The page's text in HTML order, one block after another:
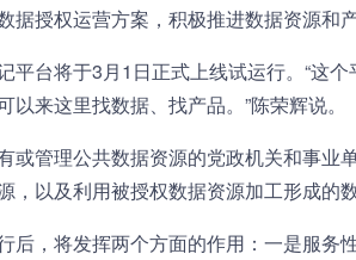
授权运营方案，积极推进数据资源和产
平台将于3月1日正式上线试运行。“这
来这里找数据、找产品。”陈荣辉说。
或管理公共数据资源的党政机关和事业
以及利用被授权数据资源加工形成的
后，将发挥两个方面的作用：一是服务